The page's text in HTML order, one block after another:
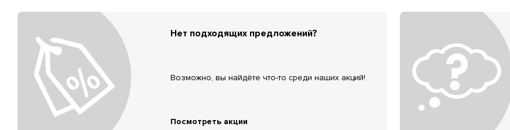
Нет подходящих предложений?
Возможно, вы найдёте что-то среди наших акций!
Посмотреть акции